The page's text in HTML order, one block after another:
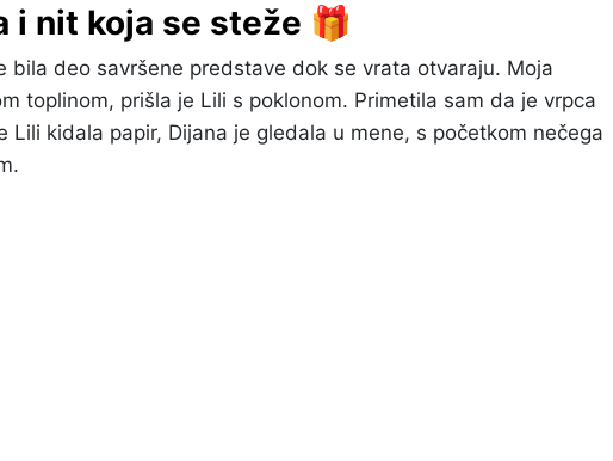
i nit koja se steže 🎁
bila deo savršene predstave dok se vrata otvaraju. Moja
toplinom, prišla je Lili s poklonom. Primetila sam da je vrpca
Lili kidala papir, Dijana je gledala u mene, s početkom nečega